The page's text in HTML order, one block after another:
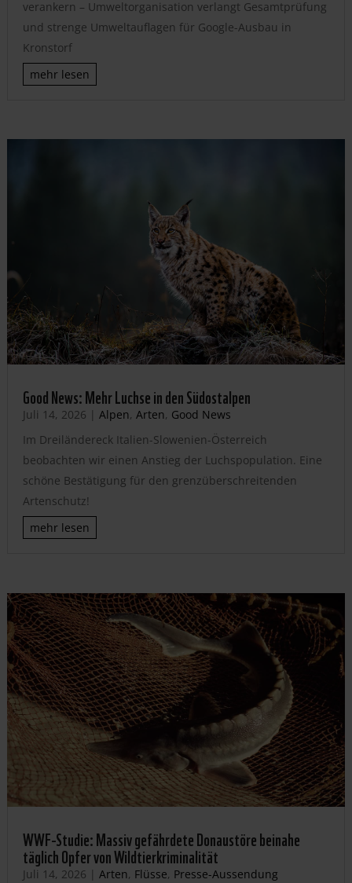
verankern – Umweltorganisation verlangt Gesamtprüfung
und strenge Umweltauflagen für Google-Ausbau in
Kronstorf
mehr lesen
Good News: Mehr Luchse in den Südostalpen
Juli 14, 2026 | Alpen, Arten, Good News
Im Dreiländereck Italien-Slowenien-Österreich
beobachten wir einen Anstieg der Luchspopulation. Eine
schöne Bestätigung für den grenzüberschreitenden
Artenschutz!
mehr lesen
WWF-Studie: Massiv gefährdete Donaustöre beinahe
täglich Opfer von Wildtierkriminalität
Juli 14, 2026 | Arten, Flüsse, Presse-Aussendung